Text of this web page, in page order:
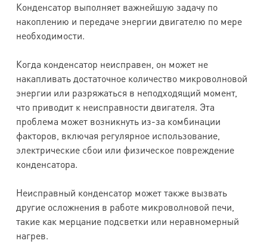
Конденсатор выполняет важнейшую задачу по
накоплению и передаче энергии двигателю по мере
необходимости.
Когда конденсатор неисправен, он может не
накапливать достаточное количество микроволновой
энергии или разряжаться в неподходящий момент,
что приводит к неисправности двигателя. Эта
проблема может возникнуть из-за комбинации
факторов, включая регулярное использование,
электрические сбои или физическое повреждение
конденсатора.
Неисправный конденсатор может также вызвать
другие осложнения в работе микроволновой печи,
такие как мерцание подсветки или неравномерный
нагрев.